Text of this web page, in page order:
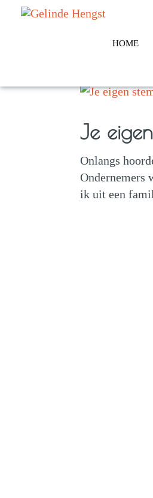
HOME
Je
Onlangs
Ondernemers
ik uit een